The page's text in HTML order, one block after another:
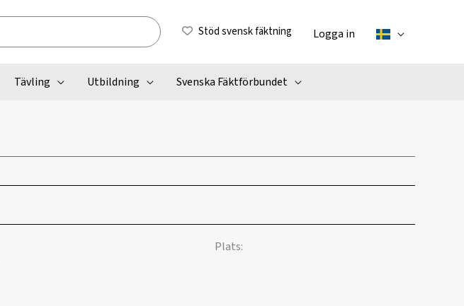
Stöd svensk fäktning Logga in
Tävling Utbildning Svenska Fäktförbundet
Plats: